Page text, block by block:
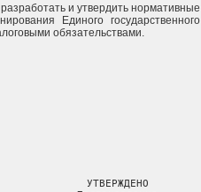
и утвердить нормативные
Единого государственного
обязательствами.
УТВЕРЖДЕНО